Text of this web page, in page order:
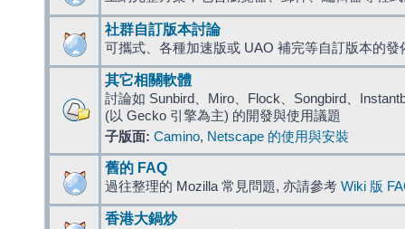
社群自訂版本討論
可攜式、各種加速版或 UAO 補完等自訂版本的發
其它相關軟體
討論如 Sunbird、Miro、Flock、Songbird、
(以 Gecko 引擎為主) 的開發與使用議題
子版面: Camino, Netscape 的使用與安裝
舊的 FAQ
過往整理的 Mozilla 常見問題, 亦請參考 Wiki 版
香港大鍋炒